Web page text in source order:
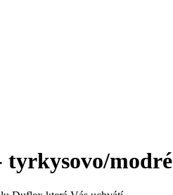
tyrkysovo/modré